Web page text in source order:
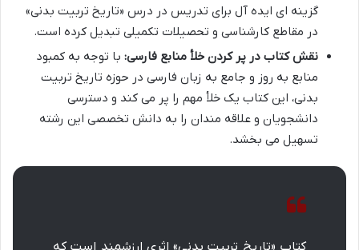
گزینه ای ایده آل برای تدریس در درس «تاریخ تربیت بدنی»
در مقاطع کارشناسی و تحصیلات تکمیلی تبدیل کرده است.
نقش کتاب در پر کردن خلأ منابع فارسی: با توجه به کمبود
منابع به روز و جامع به زبان فارسی در حوزه تاریخ تربیت
بدنی، این کتاب یک خلأ مهم را پر می کند و دسترسی
دانشجویان و علاقه مندان را به دانش تخصصی این رشته
تسهیل می بخشد.